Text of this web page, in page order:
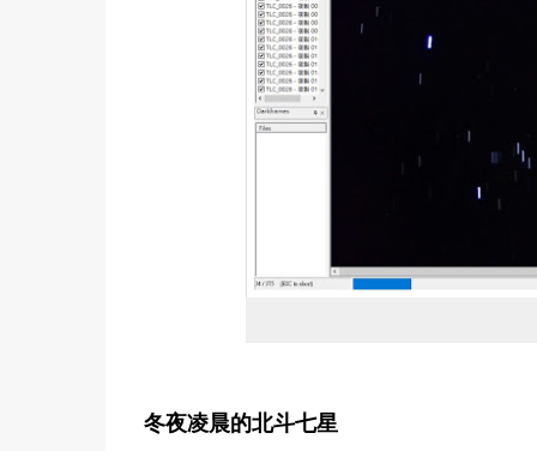
冬夜凌晨的北斗七星